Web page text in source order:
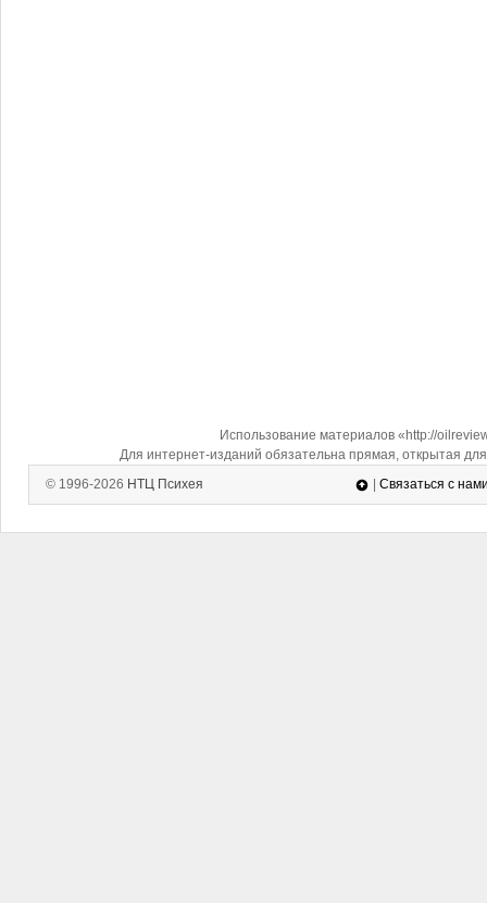
Использование материалов «http://
Для интернет-изданий обязательна прямая, открытая
© 1996-2026 НТЦ Психея Связаться с